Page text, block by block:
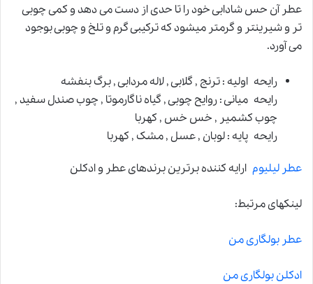
عطر آن حس شادابی خود را تا حدی از دست می دهد و کمی چوبی
تر و شیرینتر و گرمتر میشود که ترکیبی گرم و تلخ و چوبی بوجود
می آورد.
رایحه اولیه : ترنج , گلابی , لاله مردابی , برگ بنفشه
رایحه میانی : روایح چوبی , گیاه ناگارموتا , چوب صندل سفید ,
چوب کشمیر , خس خس , کهربا
رایحه پایه : لوبان , عسل , مشک , کهربا
عطر لیلیوم ارایه کننده برترین برندهای عطر و ادکلن
لینکهای مرتبط:
عطر بولگاری من
ادکلن بولگاری من